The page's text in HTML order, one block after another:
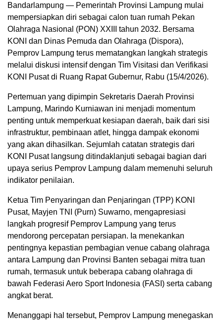
Bandarlampung — Pemerintah Provinsi Lampung mulai
mempersiapkan diri sebagai calon tuan rumah Pekan
Olahraga Nasional (PON) XXIII tahun 2032. Bersama
KONI dan Dinas Pemuda dan Olahraga (Dispora),
Pemprov Lampung terus mematangkan langkah strategis
melalui diskusi intensif dengan Tim Visitasi dan Verifikasi
KONI Pusat di Ruang Rapat Gubernur, Rabu (15/4/2026).
Pertemuan yang dipimpin Sekretaris Daerah Provinsi
Lampung, Marindo Kurniawan ini menjadi momentum
penting untuk memperkuat kesiapan daerah, baik dari sisi
infrastruktur, pembinaan atlet, hingga dampak ekonomi
yang akan dihasilkan. Sejumlah catatan strategis dari
KONI Pusat langsung ditindaklanjuti sebagai bagian dari
upaya serius Pemprov Lampung dalam memenuhi seluruh
indikator penilaian.
Ketua Tim Penyaringan dan Penjaringan (TPP) KONI
Pusat, Mayjen TNI (Purn) Suwarno, mengapresiasi
langkah progresif Pemprov Lampung yang terus
mendorong percepatan persiapan. Ia menekankan
pentingnya kepastian pembagian venue cabang olahraga
antara Lampung dan Provinsi Banten sebagai mitra tuan
rumah, termasuk untuk beberapa cabang olahraga di
bawah Federasi Aero Sport Indonesia (FASI) serta cabang
angkat berat.
Menanggapi hal tersebut, Pemprov Lampung menegaskan